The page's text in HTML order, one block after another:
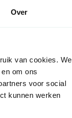
Over
van cookies. We
om ons
voor social
kunnen werken